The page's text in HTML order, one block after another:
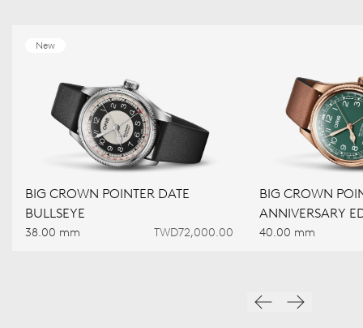
New
BIG CROWN POINTER DATE
BULLSEYE
38.00 mm TWD72,000.00
BIG CROWN
ANNIVERSARY
40.00 mm